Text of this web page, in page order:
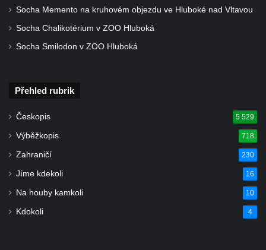
Socha světce severně od Lužce nad
Vltavou
Pamětní kámen revitalizace Vltavy Vraňany
a 30. výročí listopadu 1989 v Hrobčicích
Boží muka v parku před domem čp. 17 v
Mirošovicích
Socha vodníka u požární nádrže v
Socha Memento na kruhovém objezdu ve Hluboké nad Vltavou
Socha Chalikotérium v ZOO Hluboká
Socha Smilodon v ZOO Hluboká
Přehled rubrik
Českopis 5 529
Výběžkopis 718
Zahraničí 230
Jíme kdekoli 16
Na houby kamkoli 10
Kdokoli 4